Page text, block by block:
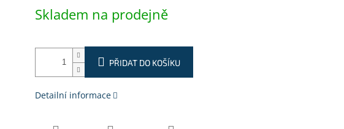
cena:
Skladem na prodejně
PŘIDAT DO KOŠÍKU
Detailní informace